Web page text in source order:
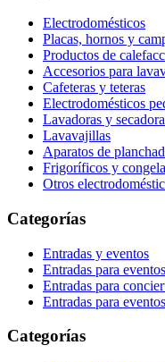
Electrodomésticos
Placas, hornos y
Productos de
Accesorios para
Cafeteras y teteras
Electrodomésticos
Lavadoras y
Lavavajillas
Aparatos de
Frigoríficos y
Otros
Categorías
Entradas y eventos
Entradas para
Entradas para
Entradas para
Categorías